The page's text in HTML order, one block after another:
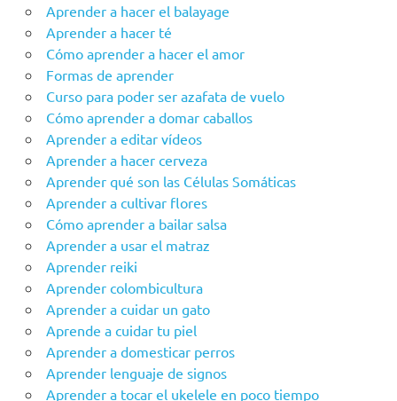
Aprender a hacer el balayage
Aprender a hacer té
Cómo aprender a hacer el amor
Formas de aprender
Curso para poder ser azafata de vuelo
Cómo aprender a domar caballos
Aprender a editar vídeos
Aprender a hacer cerveza
Aprender qué son las Células Somáticas
Aprender a cultivar flores
Cómo aprender a bailar salsa
Aprender a usar el matraz
Aprender reiki
Aprender colombicultura
Aprender a cuidar un gato
Aprende a cuidar tu piel
Aprender a domesticar perros
Aprender lenguaje de signos
Aprender a tocar el ukelele en poco tiempo